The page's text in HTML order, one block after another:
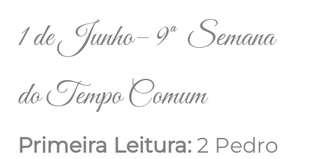
1 de Junho– 9ª Semana
do Tempo Comum
Primeira Leitura: 2 Pedro